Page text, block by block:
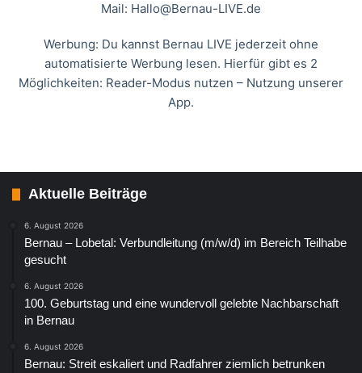
Mail: Hallo@Bernau-LIVE.de
Werbung: Du kannst Bernau LIVE jederzeit ohne
automatisierte Werbung lesen. Hierfür gibt es 2
Möglichkeiten: Reader-Modus nutzen – Nutzung unserer
App.
Aktuelle Beiträge
6. August 2026
Bernau – Lobetal: Verbundleitung (m/w/d) im Bereich Teilhabe
gesucht
6. August 2026
100. Geburtstag und eine wundervoll gelebte Nachbarschaft
in Bernau
6. August 2026
Bernau: Streit eskaliert und Radfahrer ziemlich betrunken